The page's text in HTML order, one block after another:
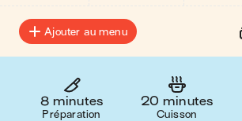
Ajouter au menu
8 minutes
Préparation
20 minutes
Cuisson